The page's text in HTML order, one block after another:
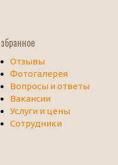
Отзывы
Фотогалерея
Вопросы и ответы
Вакансии
Услуги и цены
Сотрудники